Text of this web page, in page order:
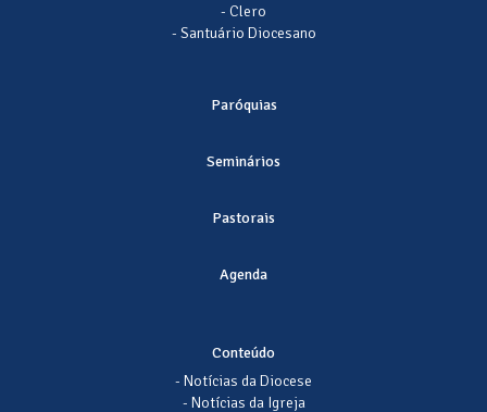
- Clero
- Santuário Diocesano
Paróquias
Seminários
Pastorais
Agenda
Conteúdo
- Notícias da Diocese
- Notícias da Igreja